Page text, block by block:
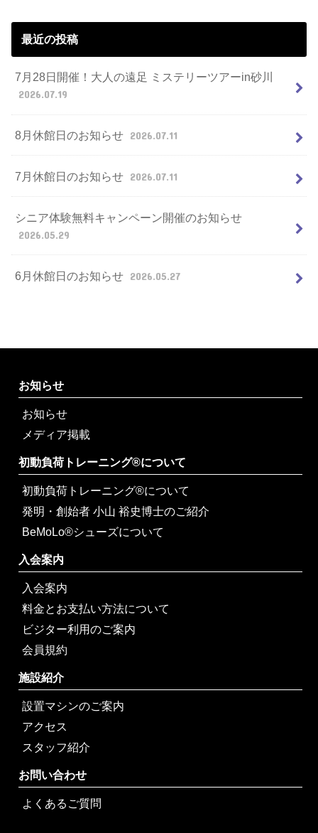
最近の投稿
7月28日開催！大人の遠足 ミステリーツアーin砂川
2026.07.19
8月休館日のお知らせ 2026.07.11
7月休館日のお知らせ 2026.07.11
シニア体験無料キャンペーン開催のお知らせ
2026.05.29
6月休館日のお知らせ 2026.05.27
お知らせ
お知らせ
メディア掲載
初動負荷トレーニング®について
初動負荷トレーニング®について
発明・創始者 小山 裕史博士のご紹介
BeMoLo®シューズについて
入会案内
入会案内
料金とお支払い方法について
ビジター利用のご案内
会員規約
施設紹介
設置マシンのご案内
アクセス
スタッフ紹介
お問い合わせ
よくあるご質問